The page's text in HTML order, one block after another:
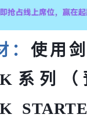
：使用
系列（